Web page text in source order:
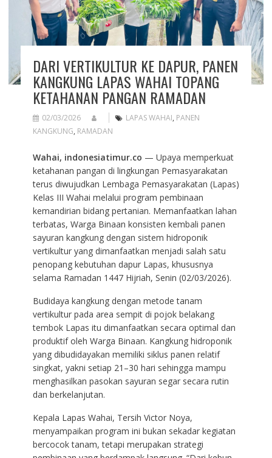
DARI VERTIKULTUR KE DAPUR, PANEN
KANGKUNG LAPAS WAHAI TOPANG
KETAHANAN PANGAN RAMADAN
02/03/2026 LAPAS WAHAI, PANEN
KANGKUNG, RAMADAN
Wahai, indonesiatimur.co — Upaya memperkuat
ketahanan pangan di lingkungan Pemasyarakatan
terus diwujudkan Lembaga Pemasyarakatan (Lapas)
Kelas III Wahai melalui program pembinaan
kemandirian bidang pertanian. Memanfaatkan lahan
terbatas, Warga Binaan konsisten kembali panen
sayuran kangkung dengan sistem hidroponik
vertikultur yang dimanfaatkan menjadi salah satu
penopang kebutuhan dapur Lapas, khususnya
selama Ramadan 1447 Hijriah, Senin (02/03/2026).
Budidaya kangkung dengan metode tanam
vertikultur pada area sempit di pojok belakang
tembok Lapas itu dimanfaatkan secara optimal dan
produktif oleh Warga Binaan. Kangkung hidroponik
yang dibudidayakan memiliki siklus panen relatif
singkat, yakni setiap 21–30 hari sehingga mampu
menghasilkan pasokan sayuran segar secara rutin
dan berkelanjutan.
Kepala Lapas Wahai, Tersih Victor Noya,
menyampaikan program ini bukan sekadar kegiatan
bercocok tanam, tetapi merupakan strategi